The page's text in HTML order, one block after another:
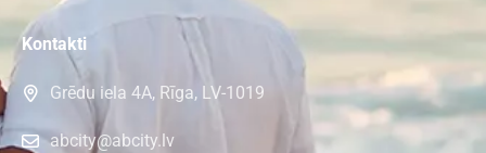
Kontakti
Grēdu iela 4A, Rīga, LV-1019
abcity@abcity.lv